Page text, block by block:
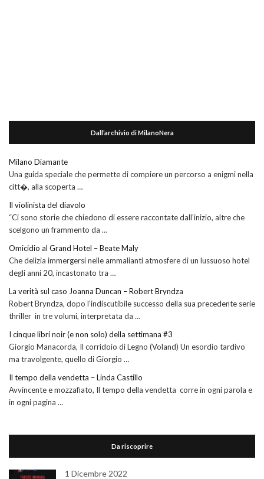
Dall’archivio di MilanoNera
Milano Diamante
Una guida speciale che permette di compiere un percorso a enigmi nella
citt�, alla scoperta …
Il violinista del diavolo
“Ci sono storie che chiedono di essere raccontate dall’inizio, altre che
scelgono un frammento da …
Omicidio al Grand Hotel – Beate Maly
Che delizia immergersi nelle ammalianti atmosfere di un lussuoso hotel
degli anni 20, incastonato tra …
La verità sul caso Joanna Duncan – Robert Bryndza
Robert Bryndza, dopo l’indiscutibile successo della sua precedente serie
thriller in tre volumi, interpretata da …
I cinque libri noir (e non solo) della settimana #3
Giorgio Manacorda, Il corridoio di Legno (Voland) Un esordio tardivo
ma travolgente, quello di Giorgio …
Il tempo della vendetta – Linda Castillo
Avvincente e mozzafiato, Il tempo della vendetta corre in ogni parola e
in ogni pagina …
Da riscoprire
1 Dicembre 2022